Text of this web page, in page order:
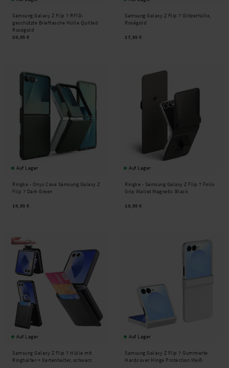
Samsung Galaxy Z Flip 7 RFID-
geschützte Brieftasche Hülle Quilted
Roségold
29,95 €
Samsung Galaxy Z Flip 7 Glitzerhülle,
Roségold
17,95 €
Auf Lager
Ringke - Onyx Case Samsung Galaxy Z
Flip 7 Dark Green
19,95 €
Auf Lager
Ringke - Samsung Galaxy Z Flip 7 Folio
Grip Wallet Magnetic Black
19,95 €
Auf Lager
Samsung Galaxy Z Flip 7 Hülle mit
Ringhalter + Kartenhalter, schwarz
Auf Lager
Samsung Galaxy Z Flip 7 Gummierte
Hardcover Hinge Protection Weiß